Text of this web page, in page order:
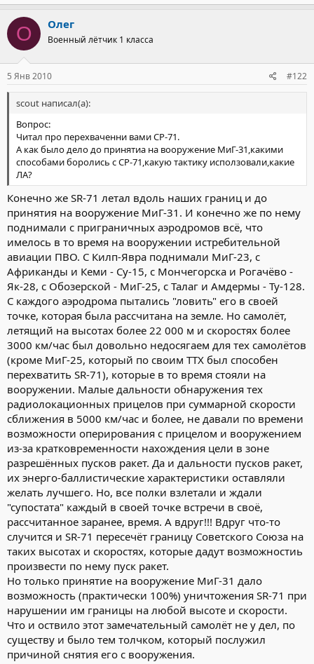
(или полётный вес самолёта) на переход на сверхзвук не
влияла. Самолёт всегда уверенно переходил сверхзвуковой
барьер. Кто-то из лётчиков рассказывал, что они разгонялись
до сверхзвука на максимале, а потом прибирали обороты.
Конечно - это происходило быстрее, но я делал так, как
О Олег
Военный лётчик 1 класса
5 Янв 2010 #122
scout написал(а):
Вопрос:
Читал про перехваченни вами СР-71.
А как было дело до принятиа на вооружение МиГ-31,какими
способами боролись с СР-71,какую тактику исползовали,какие
ЛА?
Конечно же SR-71 летал вдоль наших границ и до
принятия на вооружение МиГ-31. И конечно же по нему
поднимали с приграничных аэродромов всё, что
имелось в то время на вооружении истребительной
авиации ПВО. С Килп-Явра поднимали МиГ-23, с
Африканды и Кеми - Су-15, с Мончегорска и Рогачёво -
Як-28, с Обозерской - МиГ-25, с Талаг и Амдермы - Ту-128.
С каждого аэродрома пытались "ловить" его в своей
точке, которая была рассчитана на земле. Но самолёт,
летящий на высотах более 22 000 м и скоростях более
3000 км/час был довольно недосягаем для тех самолётов
(кроме МиГ-25, который по своим ТТХ был способен
перехватить SR-71), которые в то время стояли на
вооружении. Малые дальности обнаружения тех
радиолокационных прицелов при суммарной скорости
сближения в 5000 км/час и более, не давали по времени
возможности оперирования с прицелом и вооружением
из-за кратковременности нахождения цели в зоне
разрешённых пусков ракет. Да и дальности пусков ракет,
их энерго-баллистические характеристики оставляли
желать лучшего. Но, все полки взлетали и ждали
"супостата" каждый в своей точке встречи в своё,
рассчитанное заранее, время. А вдруг!!! Вдруг что-то
случится и SR-71 пересечёт границу Советского Союза на
таких высотах и скоростях, которые дадут возможностиь
произвести по нему пуск ракет.
Но только принятие на вооружение МиГ-31 дало
возможность (практически 100%) уничтожения SR-71 при
нарушении им границы на любой высоте и скорости.
Что и оствило этот замечательный самолёт не у дел, по
существу и было тем толчком, который послужил
причиной снятия его с вооружения.